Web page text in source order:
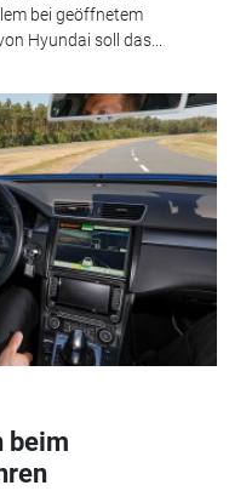
bei geöffnetem
Hyundai soll das...
beim